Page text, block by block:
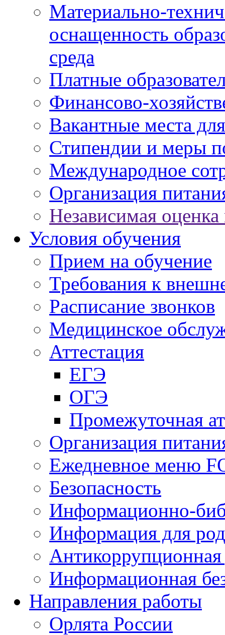
Материально-
оснащенность
среда
Платные
Финансово-
Вакантные места
Стипендии и меры
Международное
Организация
Независимая оценка
Условия обучения
Прием на обучение
Требования к
Расписание звонков
Медицинское
Аттестация
ЕГЭ
ОГЭ
Промежуточная
Организация
Ежедневное меню
Безопасность
Информационно-
Информация для
Антикоррупционная
Информационная
Направления работы
Орлята России